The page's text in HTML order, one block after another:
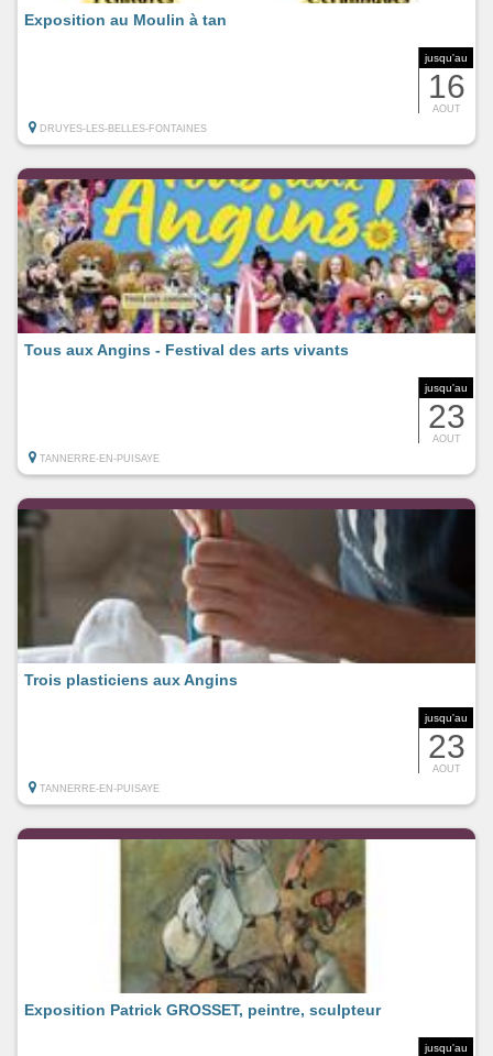
jusqu'au
16
AOUT
Exposition au Moulin à tan
DRUYES-LES-BELLES-FONTAINES
jusqu'au
23
AOUT
Tous aux Angins - Festival des arts vivants
TANNERRE-EN-PUISAYE
jusqu'au
23
AOUT
Trois plasticiens aux Angins
TANNERRE-EN-PUISAYE
jusqu'au
Exposition Patrick GROSSET, peintre, sculpteur